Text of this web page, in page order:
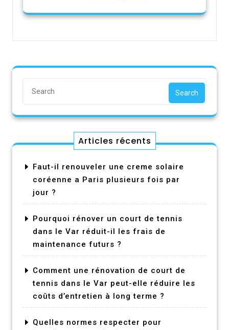
Search
Articles récents
Faut-il renouveler une creme solaire
coréenne a Paris plusieurs fois par
jour ?
Pourquoi rénover un court de tennis
dans le Var réduit-il les frais de
maintenance futurs ?
Comment une rénovation de court de
tennis dans le Var peut-elle réduire les
coûts d’entretien à long terme ?
Quelles normes respecter pour